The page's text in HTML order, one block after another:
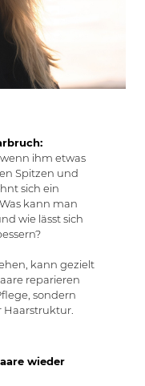
ihm etwas
Spitzen und
sich ein
kann man
wie lässt sich
kann gezielt
reparieren
sondern
wieder